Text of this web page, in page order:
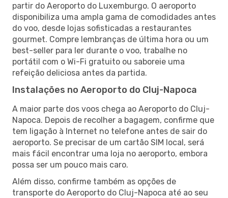
partir do Aeroporto do Luxemburgo. O aeroporto
disponibiliza uma ampla gama de comodidades antes
do voo, desde lojas sofisticadas a restaurantes
gourmet. Compre lembranças de última hora ou um
best-seller para ler durante o voo, trabalhe no
portátil com o Wi-Fi gratuito ou saboreie uma
refeição deliciosa antes da partida.
Instalações no Aeroporto do Cluj-Napoca
A maior parte dos voos chega ao Aeroporto do Cluj-
Napoca. Depois de recolher a bagagem, confirme que
tem ligação à Internet no telefone antes de sair do
aeroporto. Se precisar de um cartão SIM local, será
mais fácil encontrar uma loja no aeroporto, embora
possa ser um pouco mais caro.
Além disso, confirme também as opções de
transporte do Aeroporto do Cluj-Napoca até ao seu